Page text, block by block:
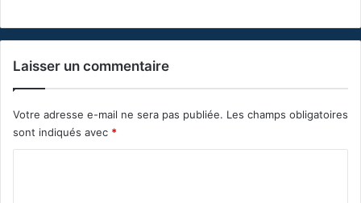
Laisser un commentaire
Votre adresse e-mail ne sera pas publiée. Les champs obligatoires
sont indiqués avec *